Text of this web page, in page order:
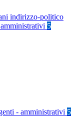
indirizzo-politico
5
- amministrativi 5